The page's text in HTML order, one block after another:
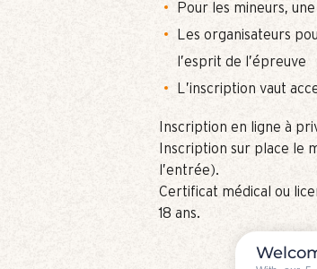
Pour les mineurs,
Les organisateurs
l’esprit de l’épreuve
L’inscription vaut
Inscription en ligne à
Inscription sur place le
l’entrée).
Certificat médical ou
18 ans.